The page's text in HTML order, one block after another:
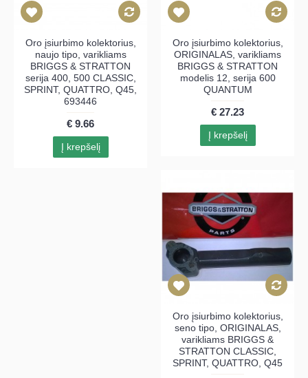
Oro įsiurbimo kolektorius,
naujo tipo, varikliams
BRIGGS & STRATTON
serija 400, 500 CLASSIC,
SPRINT, QUATTRO, Q45,
693446
€ 9.66
Į krepšelį
Oro įsiurbimo kolektorius,
ORIGINALAS, varikliams
BRIGGS & STRATTON
modelis 12, serija 600
QUANTUM
€ 27.23
Į krepšelį
Oro įsiurbimo kolektorius,
seno tipo, ORIGINALAS,
varikliams BRIGGS &
STRATTON CLASSIC,
SPRINT, QUATTRO, Q45